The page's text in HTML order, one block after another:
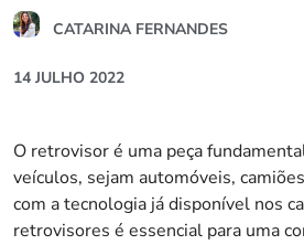
CATARINA FERNANDES
14 JULHO 2022
O retrovisor é uma peça
veículos, sejam automóveis,
com a tecnologia já disponível nos
retrovisores é essencial para uma